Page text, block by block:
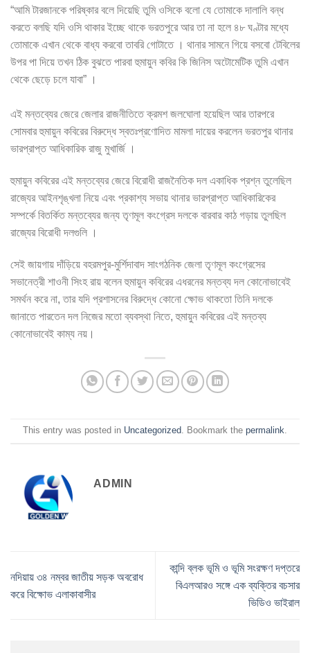
“আমি টারজানকে পরিষ্কার বলে দিয়েছি তুমি ওসিকে বলো যে তোমাকে দালালি বন্ধ
করতে বলছি যদি ওসি থাকার ইচ্ছে থাকে ভরতপুরে আর তা না হলে ৪৮ ঘণ্টার মধ্যে
তোমাকে এখান থেকে বাধ্য করবো তাবরি গোটাতে । থানার সামনে গিয়ে বসবো টেবিলের
উপর পা দিয়ে তখন ঠিক বুঝতে পারবা হুমায়ুন কবির কি জিনিস অটোমেটিক তুমি এখান
থেকে ছেড়ে চলে যাবা” ।
এই মন্তব্যের জেরে জেলার রাজনীতিতে ক্রমশ জলঘোলা হয়েছিল আর তারপরে
সোমবার হুমায়ুন কবিরের বিরুদ্ধে স্বতঃপ্রণোদিত মামলা দায়ের করলেন ভরতপুর থানার
ভারপ্রাপ্ত আধিকারিক রাজু মুখার্জি ।
হুমায়ুন কবিরের এই মন্তব্যের জেরে বিরোধী রাজনৈতিক দল একাধিক প্রশ্ন তুলেছিল
রাজ্যের আইনশৃঙ্খলা নিয়ে এবং প্রকাশ্য সভায় থানার ভারপ্রাপ্ত আধিকারিকের
সম্পর্কে বিতর্কিত মন্তব্যের জন্য তৃণমূল কংগ্রেস দলকে বারবার কাঠ গড়ায় তুলছিল
রাজ্যের বিরোধী দলগুলি ।
সেই জায়গায় দাঁড়িয়ে বহরমপুর-মুর্শিদাবাদ সাংগঠনিক জেলা তৃণমূল কংগ্রেসের
সভানেত্রী শাওনী সিংহ রায় বলেন হুমায়ুন কবিরের এধরনের মন্তব্য দল কোনোভাবেই
সমর্থন করে না, তার যদি প্রশাসনের বিরুদ্ধে কোনো ক্ষোভ থাকতো তিনি দলকে
জানাতে পারতেন দল নিজের মতো ব্যবস্থা নিতে, হুমায়ুন কবিরের এই মন্তব্য
কোনোভাবেই কাম্য নয়।
This entry was posted in Uncategorized. Bookmark the permalink.
ADMIN
নদিয়ায় ৩৪ নম্বর জাতীয় সড়ক অবরোধ
করে বিক্ষোভ এলাকাবাসীর
কান্দি ব্লক ভূমি ও ভূমি সংরক্ষণ দপ্তরে
বিএলআরও সঙ্গে এক ব্যক্তির বচসার
ভিডিও ভাইরাল